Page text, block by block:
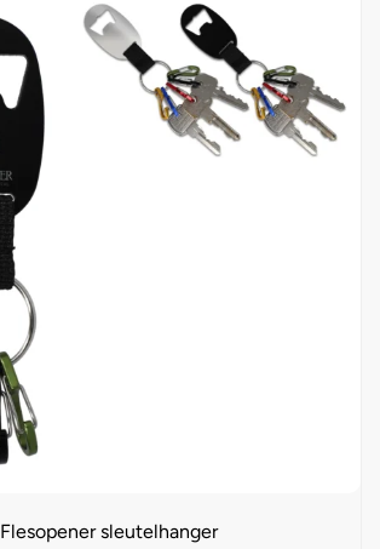
Flesopener sleutelhanger